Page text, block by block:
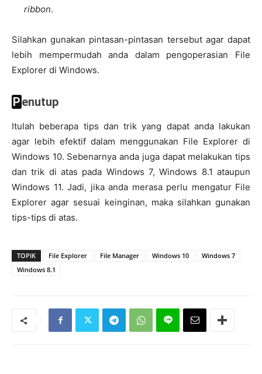
ribbon.
Silahkan gunakan pintasan-pintasan tersebut agar dapat
lebih mempermudah anda dalam pengoperasian File
Explorer di Windows.
Penutup
Itulah beberapa tips dan trik yang dapat anda lakukan
agar lebih efektif dalam menggunakan File Explorer di
Windows 10. Sebenarnya anda juga dapat melakukan tips
dan trik di atas pada Windows 7, Windows 8.1 ataupun
Windows 11. Jadi, jika anda merasa perlu mengatur File
Explorer agar sesuai keinginan, maka silahkan gunakan
tips-tips di atas.
TOPIK File Explorer File Manager Windows 10
Windows 7
Windows 8.1